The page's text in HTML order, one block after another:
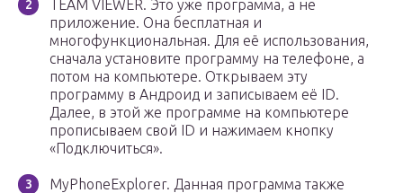
TEAM VIEWER. Это уже программа, а не
приложение. Она бесплатная и
многофункциональная. Для её использования,
сначала установите программу на телефоне, а
потом на компьютере. Открываем эту
программу в Андроид и записываем её ID.
Далее, в этой же программе на компьютере
прописываем свой ID и нажимаем кнопку
«Подключиться».
MyPhoneExplorer. Данная программа также